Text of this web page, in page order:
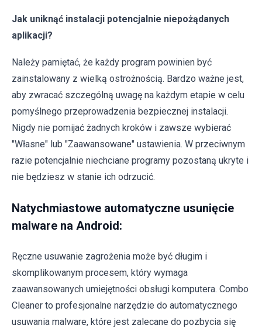
Jak uniknąć instalacji potencjalnie niepożądanych
aplikacji?
Należy pamiętać, że każdy program powinien być
zainstalowany z wielką ostrożnością. Bardzo ważne jest,
aby zwracać szczególną uwagę na każdym etapie w celu
pomyślnego przeprowadzenia bezpiecznej instalacji.
Nigdy nie pomijać żadnych kroków i zawsze wybierać
"Własne" lub "Zaawansowane" ustawienia. W przeciwnym
razie potencjalnie niechciane programy pozostaną ukryte i
nie będziesz w stanie ich odrzucić.
Natychmiastowe automatyczne usunięcie
malware na Android:
Ręczne usuwanie zagrożenia może być długim i
skomplikowanym procesem, który wymaga
zaawansowanych umiejętności obsługi komputera. Combo
Cleaner to profesjonalne narzędzie do automatycznego
usuwania malware, które jest zalecane do pozbycia się